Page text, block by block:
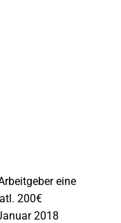
eine
200€
2018